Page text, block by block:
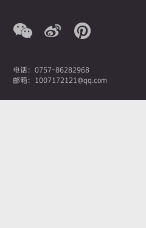
电话：0757-86282968
邮箱：1007172121@qq.com